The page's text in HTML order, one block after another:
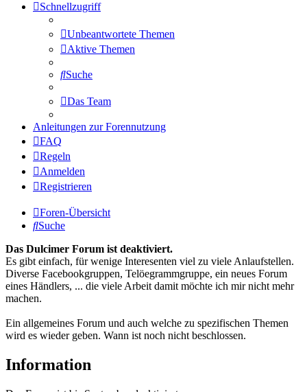
Schnellzugriff
Unbeantwortete Themen
Aktive Themen
Suche
Das Team
Anleitungen zur Forennutzung
FAQ
Regeln
Anmelden
Registrieren
Foren-Übersicht
Suche
Das Dulcimer Forum ist deaktiviert.
Es gibt einfach, für wenige Interesenten viel zu viele Anlaufstellen.
Diverse Facebookgruppen, Telöegrammgruppe, ein neues Forum
eines Händlers, ... die viele Arbeit damit möchte ich mir nicht mehr
machen.
Ein allgemeines Forum und auch welche zu spezifischen Themen
wird es wieder geben. Wann ist noch nicht beschlossen.
Information